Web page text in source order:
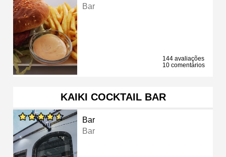
Bar
144 avaliações
10 comentários
KAIKI COCKTAIL BAR
Bar
Bar